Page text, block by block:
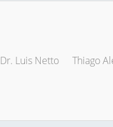
Dr. Luis Netto Thiago